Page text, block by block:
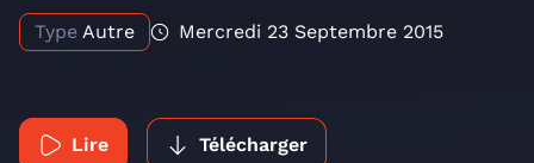
Type Autre Mercredi 23 Septembre 2015
Lire Télécharger